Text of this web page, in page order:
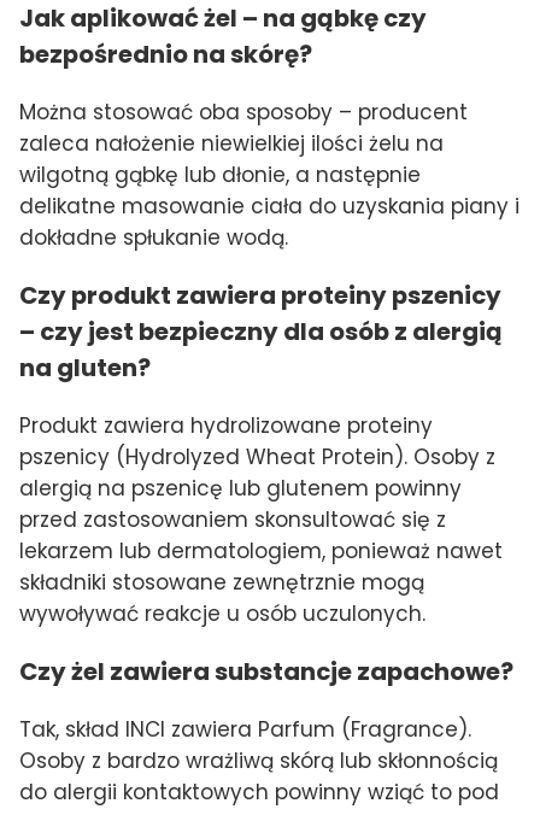
Jak aplikować żel – na gąbkę czy
bezpośrednio na skórę?
Można stosować oba sposoby – producent
zaleca nałożenie niewielkiej ilości żelu na
wilgotną gąbkę lub dłonie, a następnie
delikatne masowanie ciała do uzyskania piany i
dokładne spłukanie wodą.
Czy produkt zawiera proteiny pszenicy
– czy jest bezpieczny dla osób z alergią
na gluten?
Produkt zawiera hydrolizowane proteiny
pszenicy (Hydrolyzed Wheat Protein). Osoby z
alergią na pszenicę lub glutenem powinny
przed zastosowaniem skonsultować się z
lekarzem lub dermatologiem, ponieważ nawet
składniki stosowane zewnętrznie mogą
wywoływać reakcje u osób uczulonych.
Czy żel zawiera substancje zapachowe?
Tak, skład INCI zawiera Parfum (Fragrance).
Osoby z bardzo wrażliwą skórą lub skłonnością
do alergii kontaktowych powinny wziąć to pod